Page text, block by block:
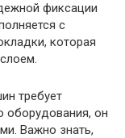
фиксации
с
которая
требует
оборудования, он
Важно знать,